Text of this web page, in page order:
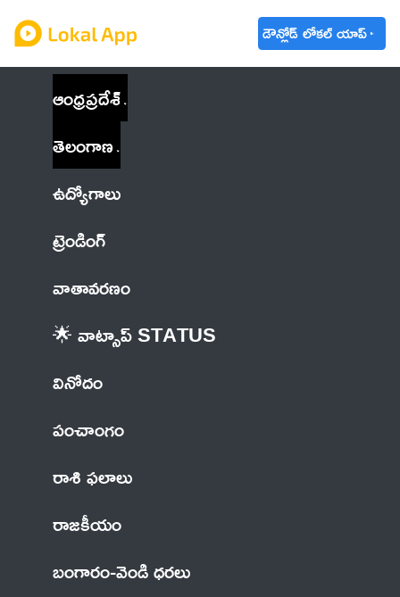
డౌన్లోడ్ లోకల్ యాప్
ఆంధ్రప్రదేశ్
తెలంగాణ
ఉద్యోగాలు
ట్రెండింగ్
వాతావరణం
🌟 వాట్సాప్ STATUS
వినోదం
పంచాంగం
రాశి ఫలాలు
రాజకీయం
బంగారం-వెండి ధరలు